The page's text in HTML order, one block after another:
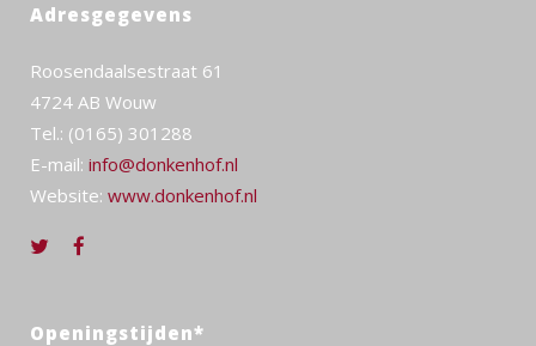
Adresgegevens
Roosendaalsestraat 61
4724 AB Wouw
Tel.: (0165) 301288
E-mail: info@donkenhof.nl
Website: www.donkenhof.nl
Openingstijden*